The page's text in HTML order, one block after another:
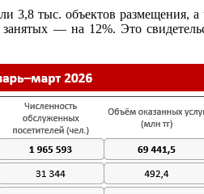
3,8 тыс. объектов размещения,
— на 12%. Это